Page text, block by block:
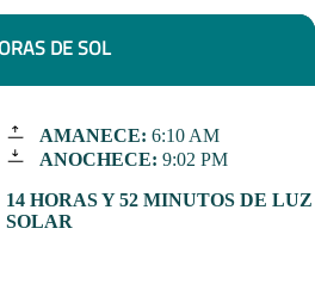
DE SOL
AMANECE: 6:10 AM
ANOCHECE: 9:02 PM
14 HORAS Y 52 MINUTOS DE LUZ
SOLAR